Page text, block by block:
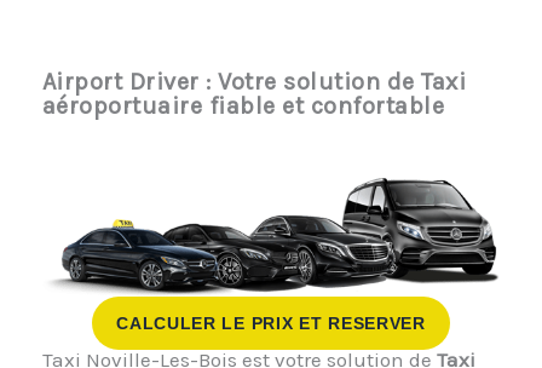
Airport Driver : Votre solution de Taxi
aéroportuaire fiable et confortable
CALCULER LE PRIX ET RESERVER
Taxi Noville-Les-Bois est votre solution de Taxi